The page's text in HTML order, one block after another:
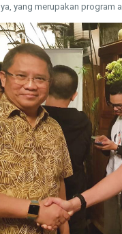
yang merupakan program